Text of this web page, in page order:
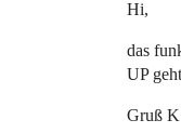
Hi,
das
UP
Gruß K